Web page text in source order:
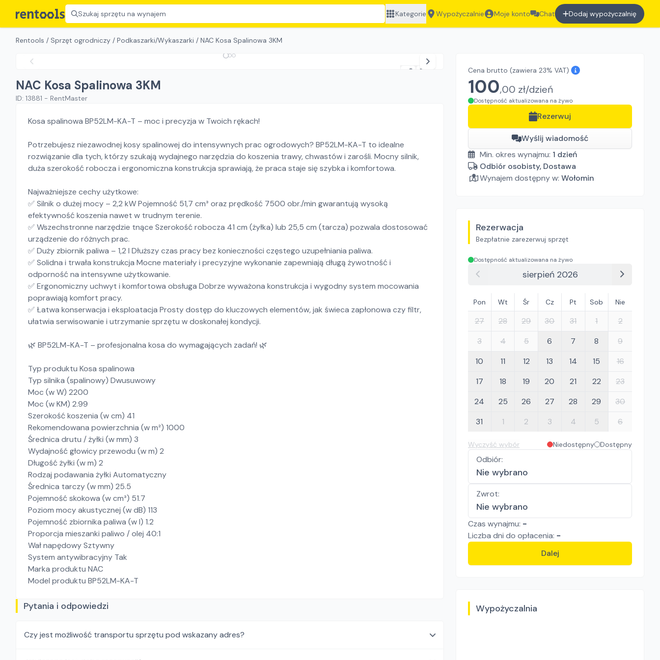
Szukaj sprzętu na wynajem Kategorie Wypożyczalnie Moje konto Chat Dodaj wypożyczalnię
Rentools / Sprzęt ogrodniczy / Podkaszarki/Wykaszarki / NAC Kosa Spalinowa 3KM
NAC Kosa Spalinowa 3KM
ID: 13881 - RentMaster
Cena brutto (zawiera 23% VAT)
100,00 zł/dzień
Dostępność aktualizowana na żywo
Rezerwuj
Wyślij wiadomość
Min. okres wynajmu: 1 dzień
Odbiór osobisty, Dostawa
Wynajem dostępny w: Wołomin
Rezerwacja
Bezpłatnie zarezerwuj sprzęt
Dostępność aktualizowana na żywo
sierpień 2026
Pon Wt Śr Cz Pt Sob Nie
27 28 29 30 31 1
2
3
4 5 6 7 8
9
10
11 12 13 14 15
16
17
18 19 20 21 22
23
24
25 26 27 28 29
30
31
1 2 3 4 5 6
Wyczyść wybór Niedostępny Dostępny
Odbiór:
Nie wybrano
Zwrot:
Nie wybrano
Czas wynajmu: -
Liczba dni do opłacenia: -
Dalej
Wypożyczalnia
Kosa spalinowa BP52LM-KA-T – moc i precyzja w Twoich rękach!
Potrzebujesz niezawodnej kosy spalinowej do intensywnych prac ogrodowych? BP52LM-KA-T to idealne
rozwiązanie dla tych, którzy szukają wydajnego narzędzia do koszenia trawy, chwastów i zarośli. Mocny silnik,
duża szerokość robocza i ergonomiczna konstrukcja sprawiają, że praca staje się szybka i komfortowa.
Najważniejsze cechy użytkowe:
✅ Silnik o dużej mocy – 2,2 kW Pojemność 51,7 cm³ oraz prędkość 7500 obr./min gwarantują wysoką
efektywność koszenia nawet w trudnym terenie.
✅ Wszechstronne narzędzie tnące Szerokość robocza 41 cm (żyłka) lub 25,5 cm (tarcza) pozwala dostosować
urządzenie do różnych prac.
✅ Duży zbiornik paliwa – 1,2 l Dłuższy czas pracy bez konieczności częstego uzupełniania paliwa.
✅ Solidna i trwała konstrukcja Mocne materiały i precyzyjne wykonanie zapewniają długą żywotność i
odporność na intensywne użytkowanie.
✅ Ergonomiczny uchwyt i komfortowa obsługa Dobrze wyważona konstrukcja i wygodny system mocowania
poprawiają komfort pracy.
✅ Łatwa konserwacja i eksploatacja Prosty dostęp do kluczowych elementów, jak świeca zapłonowa czy filtr,
ułatwia serwisowanie i utrzymanie sprzętu w doskonałej kondycji.
🌿 BP52LM-KA-T – profesjonalna kosa do wymagających zadań! 🌿
Typ produktu Kosa spalinowa
Typ silnika (spalinowy) Dwusuwowy
Moc (w W) 2200
Moc (w KM) 2.99
Szerokość koszenia (w cm) 41
Rekomendowana powierzchnia (w m²) 1000
Średnica drutu / żyłki (w mm) 3
Wydajność głowicy przewodu (w m) 2
Długość żyłki (w m) 2
Rodzaj podawania żyłki Automatyczny
Średnica tarczy (w mm) 25.5
Pojemność skokowa (w cm³) 51.7
Poziom mocy akustycznej (w dB) 113
Pojemność zbiornika paliwa (w l) 1.2
Proporcja mieszanki paliwo / olej 40:1
Wał napędowy Sztywny
System antywibracyjny Tak
Marka produktu NAC
Model produktu BP52LM-KA-T
Pytania i odpowiedzi
Czy jest możliwość transportu sprzętu pod wskazany adres?